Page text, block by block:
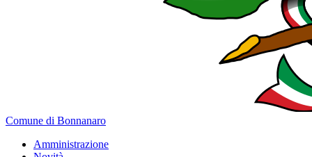
Comune di Bonnanaro
Amministrazione